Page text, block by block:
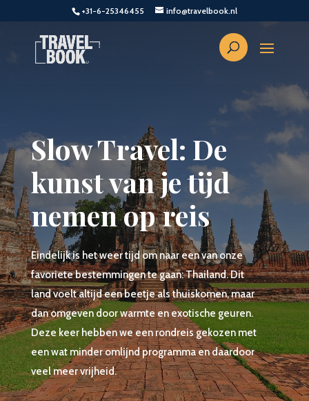
+31-6-25346455 info@travelbook.nl
Slow Travel: De
kunst van je tijd
nemen op reis
Eindelijk is het weer tijd om naar een van onze
favoriete bestemmingen te gaan: Thailand. Dit
land voelt altijd een beetje als thuiskomen, maar
dan omgeven door warmte en exotische geuren.
Deze keer hebben we een rondreis gekozen met
een wat minder omlijnd programma en daardoor
veel meer vrijheid.